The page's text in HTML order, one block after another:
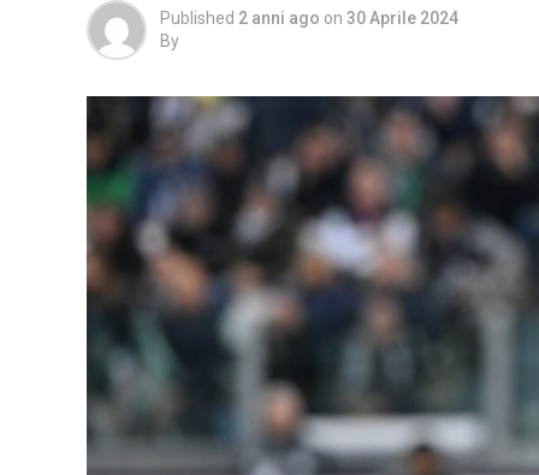
Published 2 anni ago on 30 Aprile 2024
By